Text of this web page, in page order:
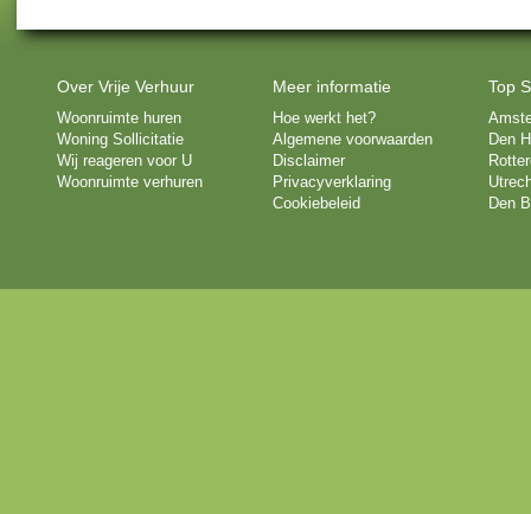
Over Vrije Verhuur
Woonruimte huren
Woning Sollicitatie
Wij reageren voor U
Woonruimte verhuren
Meer informatie
Hoe werkt het?
Algemene voorwaarden
Disclaimer
Privacyverklaring
Cookiebeleid
Top
Den
Den